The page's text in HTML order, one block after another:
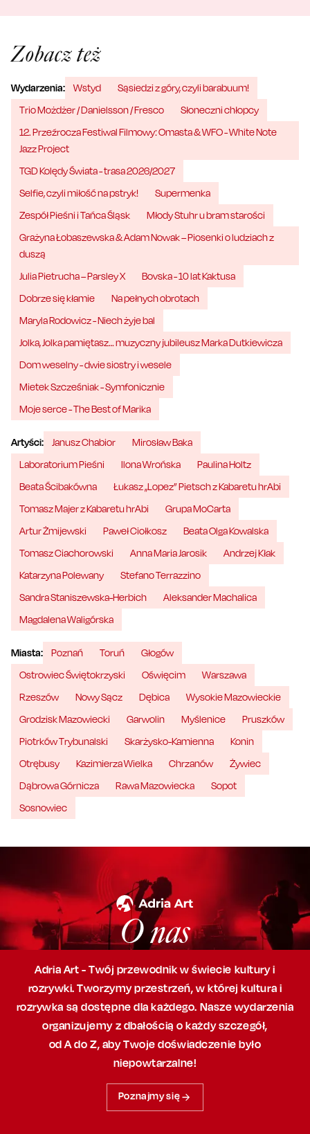
Zobacz też
Wydarzenia: Wstyd
Sąsiedzi z góry, czyli barabuum!
Trio Możdżer / Danielsson / Fresco
Słoneczni chłopcy
12. Przeźrocza Festiwal Filmowy: Omasta & WFO - White Note
Jazz Project
TGD Kolędy Świata - trasa 2026/2027
Selfie, czyli miłość na pstryk!
Supermenka
Zespół Pieśni i Tańca Śląsk
Młody Stuhr u bram starości
Grażyna Łobaszewska & Adam Nowak – Piosenki o ludziach z
duszą
Julia Pietrucha – Parsley X
Bovska - 10 lat Kaktusa
Dobrze się kłamie
Na pełnych obrotach
Maryla Rodowicz - Niech żyje bal
Jolka, Jolka pamiętasz… muzyczny jubileusz Marka Dutkiewicza
Dom weselny - dwie siostry i wesele
Mietek Szcześniak - Symfonicznie
Moje serce - The Best of Marika
Artyści: Janusz Chabior
Mirosław Baka
Laboratorium Pieśni
Ilona Wrońska
Paulina Holtz
Beata Ścibakówna
Łukasz „Lopez” Pietsch z Kabaretu hrAbi
Tomasz Majer z Kabaretu hrAbi
Grupa MoCarta
Artur Żmijewski
Paweł Ciołkosz
Beata Olga Kowalska
Tomasz Ciachorowski
Anna Maria Jarosik
Andrzej Kłak
Katarzyna Polewany
Stefano Terrazzino
Sandra Staniszewska-Herbich
Aleksander Machalica
Magdalena Waligórska
Miasta: Poznań Toruń
Głogów
Ostrowiec Świętokrzyski
Oświęcim
Warszawa
Rzeszów
Nowy Sącz Dębica
Wysokie Mazowieckie
Grodzisk Mazowiecki
Garwolin Myślenice
Pruszków
Piotrków Trybunalski
Skarżysko-Kamienna
Konin
Otrębusy
Kazimierza Wielka Chrzanów
Żywiec
Dąbrowa Górnicza
Rawa Mazowiecka
Sopot
Sosnowiec
O nas
Adria Art - Twój przewodnik w świecie kultury i
rozrywki. Tworzymy przestrzeń,w której kultura i
rozrywka są dostępne dla każdego. Nasze wydarzenia
organizujemy z dbałością o każdy szczegół,
od A do Z, abyTwoje doświadczenie było
niepowtarzalne!
Poznajmy się